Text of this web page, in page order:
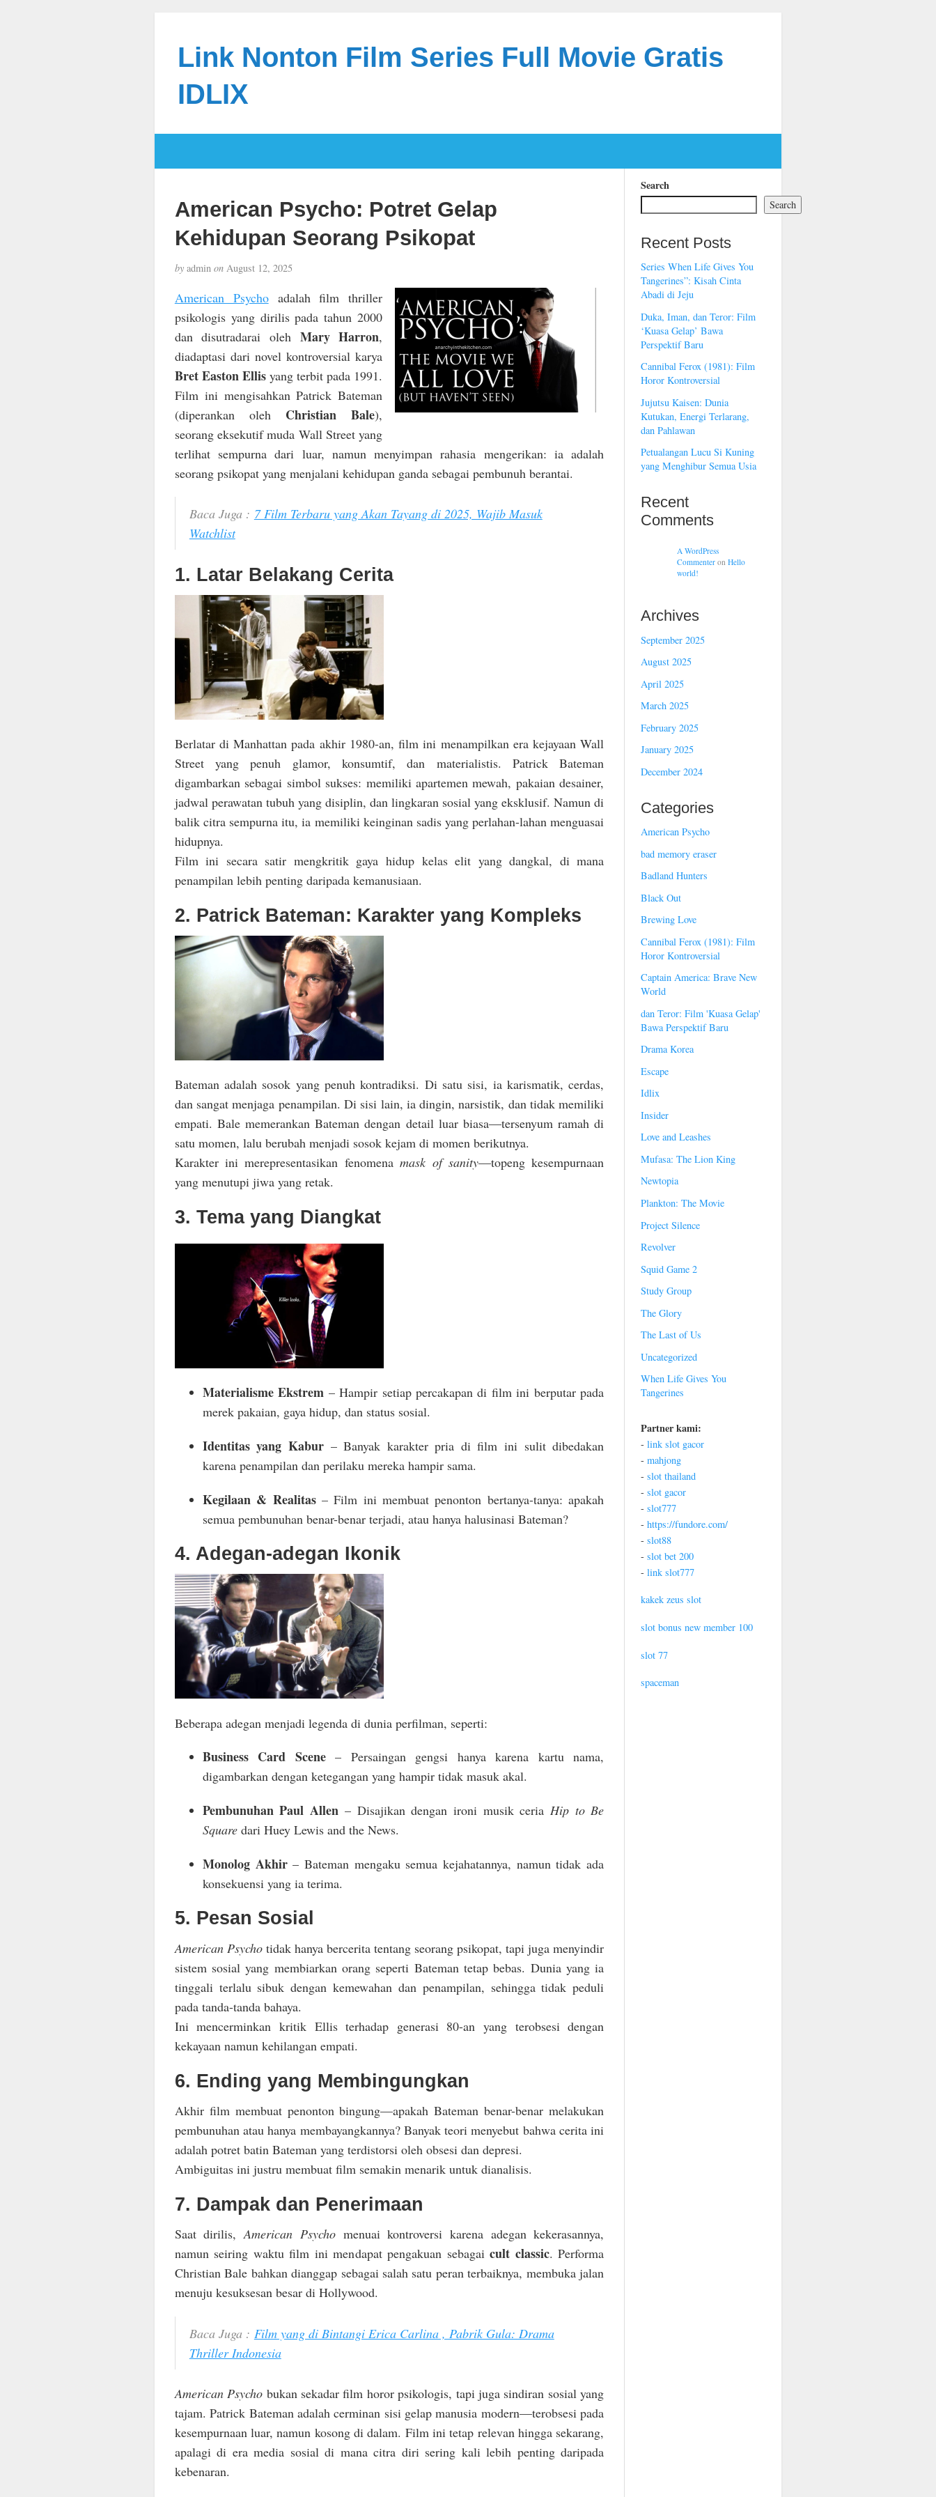
Link Nonton Film Series Full Movie Gratis
IDLIX
American Psycho: Potret Gelap
Kehidupan Seorang Psikopat
byadmin onAugust 12, 2025
American Psychoadalah film thriller
psikologis yang dirilis pada tahun 2000
dan disutradarai oleh Mary Harron,
diadaptasi dari novel kontroversial karya
Bret Easton Ellisyang terbit pada 1991.
Film ini mengisahkan Patrick Bateman
(diperankan oleh Christian Bale),
seorang eksekutif muda Wall Street yang
terlihat sempurna dari luar, namun menyimpan rahasia mengerikan: ia adalah
seorang psikopat yang menjalani kehidupan ganda sebagai pembunuh berantai.
Baca Juga : 7 Film Terbaru yang Akan Tayang di 2025, Wajib Masuk
Watchlist
1. Latar Belakang Cerita
Berlatar di Manhattan pada akhir 1980-an, film ini menampilkan era kejayaan Wall
Street yang penuh glamor, konsumtif, dan materialistis. Patrick Bateman
digambarkan sebagai simbol sukses: memiliki apartemen mewah, pakaian desainer,
jadwal perawatan tubuh yang disiplin, dan lingkaran sosial yang eksklusif. Namun di
balik citra sempurna itu, ia memiliki keinginan sadis yang perlahan-lahan menguasai
hidupnya.
Film ini secara satir mengkritik gaya hidup kelas elit yang dangkal, di mana
penampilan lebih penting daripada kemanusiaan.
2. Patrick Bateman: Karakter yang Kompleks
Bateman adalah sosok yang penuh kontradiksi. Di satu sisi, ia karismatik, cerdas,
dan sangat menjaga penampilan. Di sisi lain, ia dingin, narsistik, dan tidak memiliki
empati. Bale memerankan Bateman dengan detail luar biasa—tersenyum ramah di
satu momen, lalu berubah menjadi sosok kejam di momen berikutnya.
Karakter ini merepresentasikan fenomenamask of sanity—topeng kesempurnaan
yang menutupi jiwa yang retak.
3. Tema yang Diangkat
Materialisme Ekstrem – Hampir setiap percakapan di film ini berputar pada
merek pakaian, gaya hidup, dan status sosial.
Identitas yang Kabur– Banyak karakter pria di film ini sulit dibedakan
karena penampilan dan perilaku mereka hampir sama.
Kegilaan & Realitas– Film ini membuat penonton bertanya-tanya: apakah
semua pembunuhan benar-benar terjadi, atau hanya halusinasi Bateman?
4. Adegan-adegan Ikonik
Beberapa adegan menjadi legenda di dunia perfilman, seperti:
Business Card Scene– Persaingan gengsi hanya karena kartu nama,
digambarkan dengan ketegangan yang hampir tidak masuk akal.
Pembunuhan Paul Allen – Disajikan dengan ironi musik ceria Hip to Be
Squaredari Huey Lewis and the News.
Monolog Akhir– Bateman mengaku semua kejahatannya, namun tidak ada
konsekuensi yang ia terima.
5. Pesan Sosial
American Psychotidak hanya bercerita tentang seorang psikopat, tapi juga menyindir
sistem sosial yang membiarkan orang seperti Bateman tetap bebas. Dunia yang ia
tinggali terlalu sibuk dengan kemewahan dan penampilan, sehingga tidak peduli
pada tanda-tanda bahaya.
Ini mencerminkan kritik Ellis terhadap generasi 80-an yang terobsesi dengan
kekayaan namun kehilangan empati.
6. Ending yang Membingungkan
Akhir film membuat penonton bingung—apakah Bateman benar-benar melakukan
pembunuhan atau hanya membayangkannya? Banyak teori menyebut bahwa cerita ini
adalah potret batin Bateman yang terdistorsi oleh obsesi dan depresi.
Ambiguitas ini justru membuat film semakin menarik untuk dianalisis.
7. Dampak dan Penerimaan
Saat dirilis,American Psychomenuai kontroversi karena adegan kekerasannya,
namun seiring waktu film ini mendapat pengakuan sebagaicult classic. Performa
Christian Bale bahkan dianggap sebagai salah satu peran terbaiknya, membuka jalan
menuju kesuksesan besar di Hollywood.
Baca Juga : Film yang di Bintangi Erica Carlina , Pabrik Gula: Drama
Thriller Indonesia
American Psycho bukan sekadar film horor psikologis, tapi juga sindiran sosial yang
tajam. Patrick Bateman adalah cerminan sisi gelap manusia modern—terobsesi pada
kesempurnaan luar, namun kosong di dalam. Film ini tetap relevan hingga sekarang,
apalagi di era media sosial di mana citra diri sering kali lebih penting daripada
kebenaran.
Search
Search
Recent Posts
Series When Life Gives You
Tangerines”: Kisah Cinta
Abadi di Jeju
Duka, Iman, dan Teror: Film
‘Kuasa Gelap’ Bawa
Perspektif Baru
Cannibal Ferox (1981): Film
Horor Kontroversial
Jujutsu Kaisen: Dunia
Kutukan, Energi Terlarang,
dan Pahlawan
Petualangan Lucu Si Kuning
yang Menghibur Semua Usia
Recent
Comments
A WordPress
Commenteron Hello
world!
Archives
September 2025
August 2025
April 2025
March 2025
February 2025
January 2025
December 2024
Categories
American Psycho
bad memory eraser
Badland Hunters
Black Out
Brewing Love
Cannibal Ferox (1981): Film
Horor Kontroversial
Captain America: Brave New
World
dan Teror: Film 'Kuasa Gelap'
Bawa Perspektif Baru
Drama Korea
Escape
Idlix
Insider
Love and Leashes
Mufasa: The Lion King
Newtopia
Plankton: The Movie
Project Silence
Revolver
Squid Game 2
Study Group
The Glory
The Last of Us
Uncategorized
When Life Gives You
Tangerines
Partner kami:
-link slot gacor
-mahjong
-slot thailand
-slot gacor
-slot777
-https://fundore.com/
-slot88
-slot bet 200
-link slot777
kakek zeus slot
slot bonus new member 100
slot 77
spaceman